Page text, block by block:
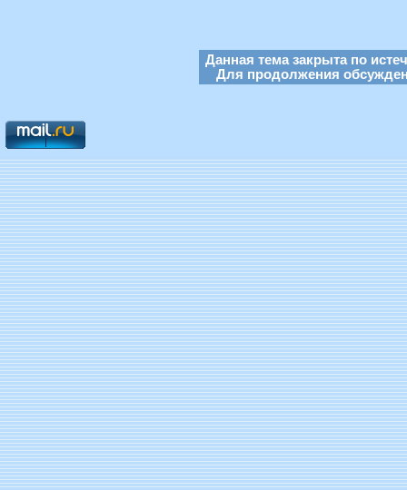
Данная тема закрыта по
Для продолжения